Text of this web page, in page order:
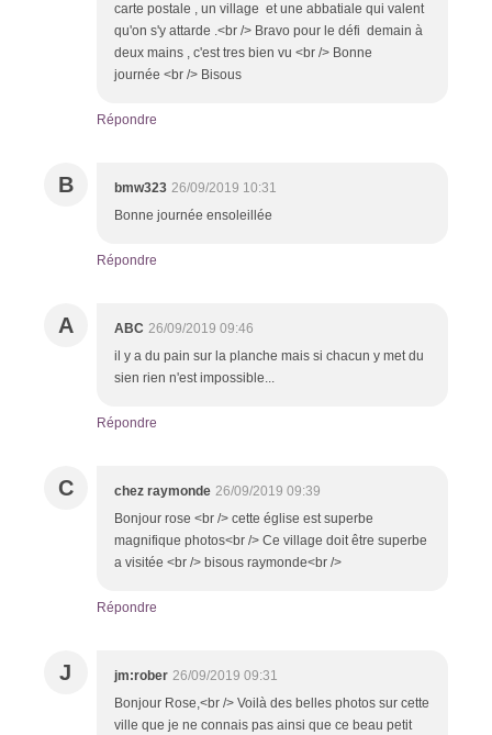
carte postale , un village et une abbatiale qui valent
qu'on s'y attarde .<br /> Bravo pour le défi demain à
deux mains , c'est tres bien vu <br /> Bonne
journée <br /> Bisous
Répondre
B bmw323 26/09/2019 10:31
Bonne journée ensoleillée
Répondre
A ABC 26/09/2019 09:46
il y a du pain sur la planche mais si chacun y met du
sien rien n'est impossible...
Répondre
C chez raymonde 26/09/2019 09:39
Bonjour rose <br /> cette église est superbe
magnifique photos<br /> Ce village doit être superbe
a visitée <br /> bisous raymonde<br />
Répondre
J jm:rober 26/09/2019 09:31
Bonjour Rose,<br /> Voilà des belles photos sur cette
ville que je ne connais pas ainsi que ce beau petit